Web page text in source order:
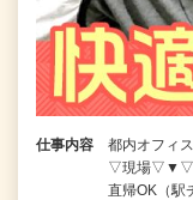
仕事内容
都内オフィ
▽現場▽▼▽
直帰OK（駅